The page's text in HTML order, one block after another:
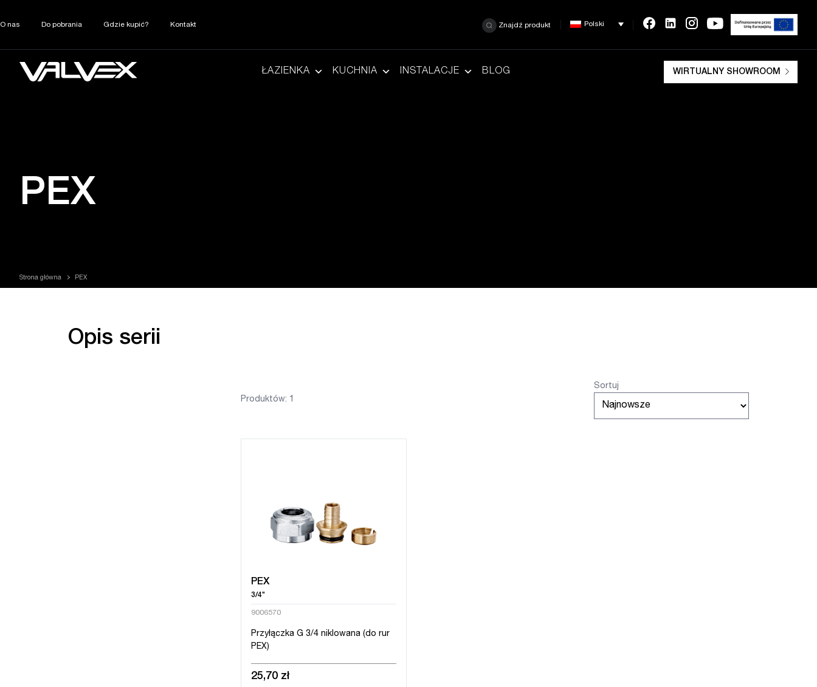
O nas Do pobrania Gdzie kupić? Kontakt Znajdź produkt Polski
ŁAZIENKA KUCHNIA INSTALACJE BLOG WIRTUALNY SHOWROOM
PEX
Strona główna PEX
Opis serii
Produktów: 1
Sortuj
PEX
3/4"
9006570
Przyłączka G 3/4 niklowana (do rur
PEX)
25,70 zł